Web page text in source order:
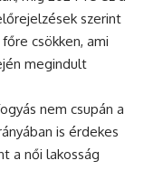
szerint
csökken, ami
megindult
nem csupán a
is érdekes
a női lakosság